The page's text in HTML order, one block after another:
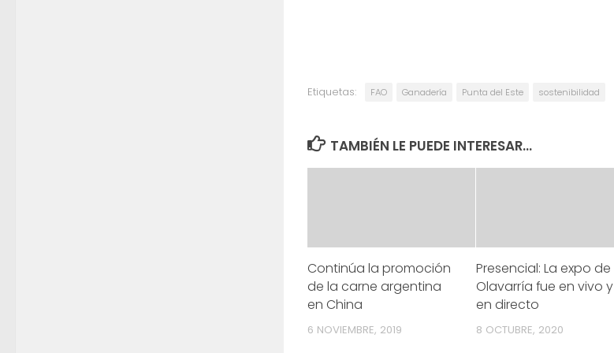
Etiquetas: FAO Ganadería Punta del Este sostenibilidad
TAMBIÉN LE PUEDE INTERESAR...
Continúa la promoción
de la carne argentina
en China
6 NOVIEMBRE, 2019
Presencial: La expo de
Olavarría fue en vivo y
en directo
8 OCTUBRE, 2020